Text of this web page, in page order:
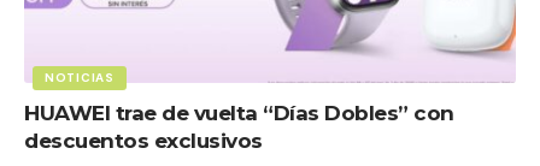
NOTICIAS
HUAWEI trae de vuelta “Días Dobles” con
descuentos exclusivos